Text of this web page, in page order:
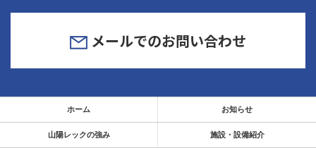
メールでのお問い合わせ
ホーム お知らせ
山陽レックの強み 施設・設備紹介